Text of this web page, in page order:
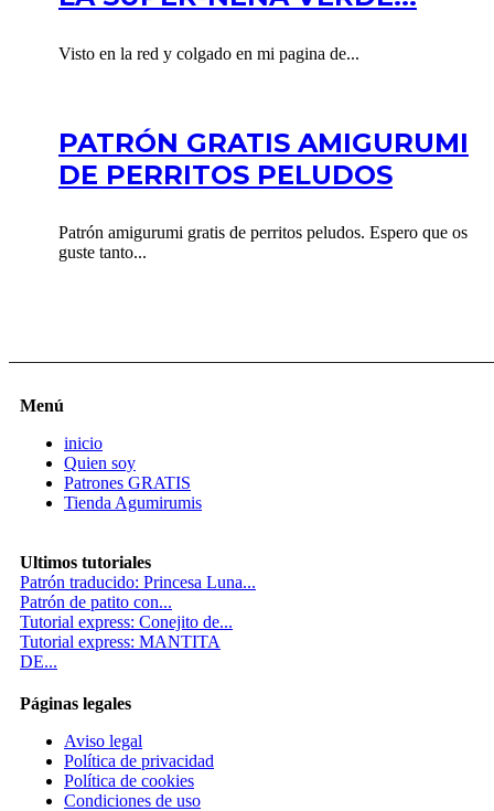
Visto en la red y colgado en mi pagina de...
PATRÓN GRATIS AMIGURUMI
DE PERRITOS PELUDOS
Patrón amigurumi gratis de perritos peludos. Espero que os
guste tanto...
Menú
inicio
Quien soy
Patrones GRATIS
Tienda Agumirumis
Ultimos tutoriales
Patrón traducido: Princesa Luna...
Patrón de patito con...
Tutorial express: Conejito de...
Tutorial express: MANTITA
DE...
Páginas legales
Aviso legal
Política de privacidad
Política de cookies
Condiciones de uso